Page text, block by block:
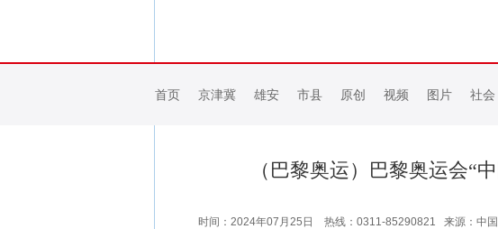
首页 京津冀 雄安 市县 原创 视频 图片 社会
（巴黎奥运）巴黎奥运会“
时间：2024年07月25日 热线：0311-85290821 来源：中